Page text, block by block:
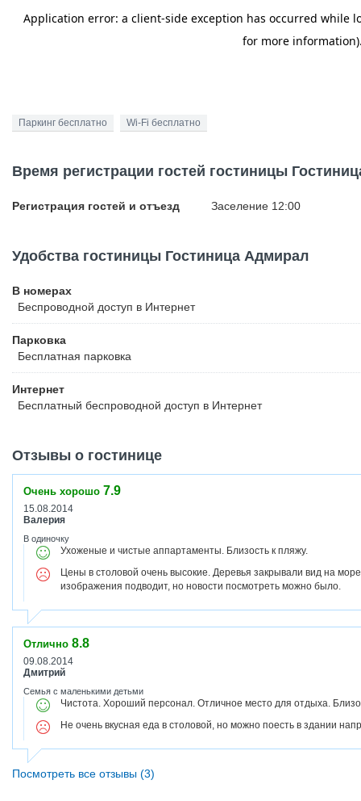
Паркинг бесплатно Wi-Fi бесплатно
Время регистрации гостей гостиницы
Регистрация гостей и отъезд Заселение 12:00
Удобства гостиницы Гостиница Адмирал
В номерах
Беспроводной доступ в Интернет
Парковка
Бесплатная парковка
Интернет
Бесплатный беспроводной доступ в Интернет
Отзывы о гостинице
Очень хорошо 7.9
15.08.2014
Валерия
В одиночку
Ухоженые и чистые аппартаменты. Близость к пляжу.
Цены в столовой очень высокие. Деревья закрывали вид на
изображения подводит, но новости посмотреть можно было.
Отлично 8.8
09.08.2014
Дмитрий
Семья с маленькими детьми
Чистота. Хороший персонал. Отличное место для отдыха.
Не очень вкусная еда в столовой, но можно поесть в здании
Посмотреть все отзывы (3)